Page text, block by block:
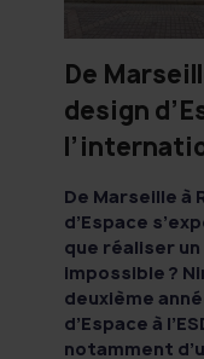
De
design
De Marseille à
d’Espace
que réaliser
impossible ?
deuxième
d’Espace à
notamment